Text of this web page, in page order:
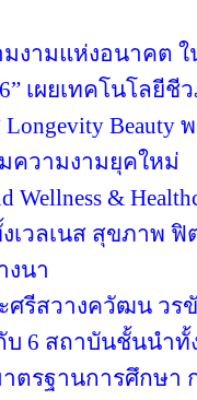
งามแห่งอนาคต ใ
เผยเทคโนโล
Longevity
ความงามยุคใหม่
&
งเวลเนส สุขภาพ
งนา
ศรีสวางควัฒน ว
6 สถาบันชั้นนำทั้
ตรฐานการศึกษา